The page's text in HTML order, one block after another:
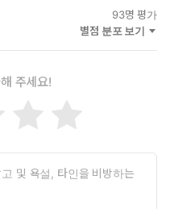
람들의 7가지 습관』(김영
의 삶을 주도하라·끝을 생각하
윈을 생각하라·먼저 이해하고
는 명분으로 현대인의 정신
의의 착취 구조를 풍자한다.
를 추구하는 이 부장의 ‘성장
소설을 통해 임성순의 진가
93명 평가
별점 분포 보기
주세요!